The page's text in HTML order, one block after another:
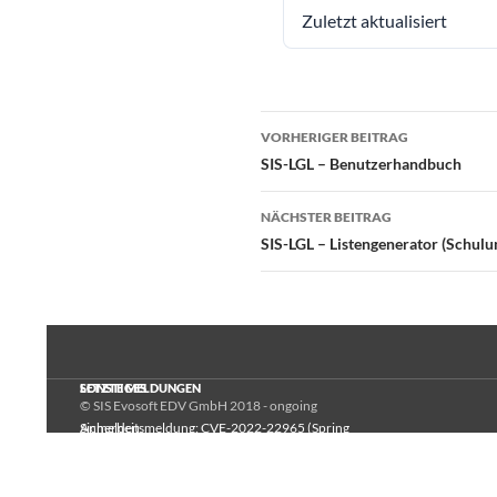
Zuletzt aktualisiert
Beitragsnavigation
VORHERIGER BEITRAG
SIS-LGL – Benutzerhandbuch
NÄCHSTER BEITRAG
SIS-LGL – Listengenerator
LETZTE MELDUNGEN
Sicherheitsmeldung: CVE-2022-22965 (Spring
SONSTIGES
Anmelden
© SIS Evosoft EDV GmbH 2018 - ongoing